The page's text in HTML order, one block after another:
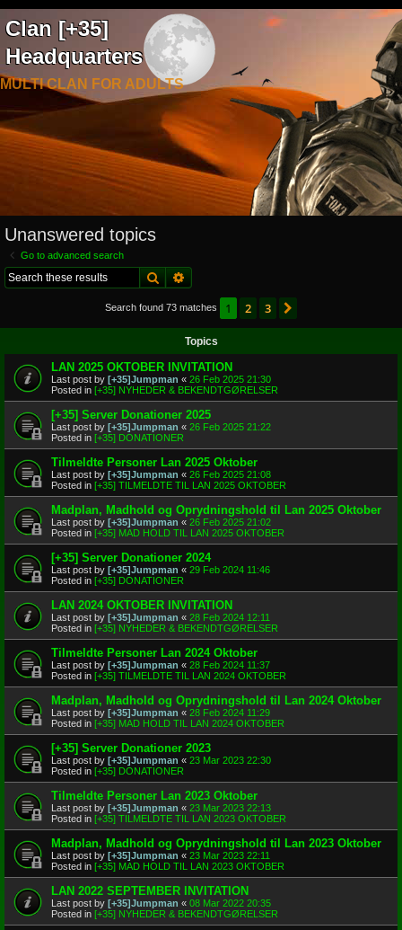
Clan [+35]
Headquarters
MULTI CLAN FOR ADULTS
Unanswered topics
Go to advanced search
Search
Search found 73 matches 1 2 3
Topics
LAN 2025 OKTOBER INVITATION
Last post by [+35]Jumpman « 26 Feb 2025 21:30
Posted in [+35] NYHEDER & BEKENDTGØRELSER
[+35] Server Donationer 2025
Last post by [+35]Jumpman « 26 Feb 2025 21:22
Posted in [+35] DONATIONER
Tilmeldte Personer Lan 2025 Oktober
Last post by [+35]Jumpman « 26 Feb 2025 21:08
Posted in [+35] TILMELDTE TIL LAN 2025 OKTOBER
Madplan, Madhold og Oprydningshold til Lan 2025 Oktober
Last post by [+35]Jumpman « 26 Feb 2025 21:02
Posted in [+35] MAD HOLD TIL LAN 2025 OKTOBER
[+35] Server Donationer 2024
Last post by [+35]Jumpman « 29 Feb 2024 11:46
Posted in [+35] DONATIONER
LAN 2024 OKTOBER INVITATION
Last post by [+35]Jumpman « 28 Feb 2024 12:11
Posted in [+35] NYHEDER & BEKENDTGØRELSER
Tilmeldte Personer Lan 2024 Oktober
Last post by [+35]Jumpman « 28 Feb 2024 11:37
Posted in [+35] TILMELDTE TIL LAN 2024 OKTOBER
Madplan, Madhold og Oprydningshold til Lan 2024 Oktober
Last post by [+35]Jumpman « 28 Feb 2024 11:29
Posted in [+35] MAD HOLD TIL LAN 2024 OKTOBER
[+35] Server Donationer 2023
Last post by [+35]Jumpman « 23 Mar 2023 22:30
Posted in [+35] DONATIONER
Tilmeldte Personer Lan 2023 Oktober
Last post by [+35]Jumpman « 23 Mar 2023 22:13
Posted in [+35] TILMELDTE TIL LAN 2023 OKTOBER
Madplan, Madhold og Oprydningshold til Lan 2023 Oktober
Last post by [+35]Jumpman « 23 Mar 2023 22:11
Posted in [+35] MAD HOLD TIL LAN 2023 OKTOBER
LAN 2022 SEPTEMBER INVITATION
Last post by [+35]Jumpman « 08 Mar 2022 20:35
Posted in [+35] NYHEDER & BEKENDTGØRELSER